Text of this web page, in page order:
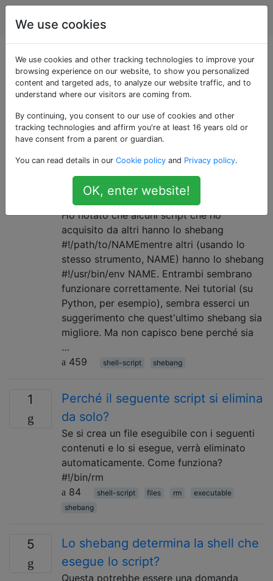
Unix & Linux
Domande taggate
«shebang»
Usa il tag / shebang se la tua domanda riguarda la
stringa # #! All'inizio di uno script
9
Perché è meglio usare "#! / Usr /
bin / env NAME" invece di "#! /
Path / to / NAME" come shebang?
Ho notato che alcuni script che ho
acquisito da altri hanno lo shebang
#!/path/to/NAMEmentre altri (usando lo
stesso strumento, NAME) hanno lo shebang
#!/usr/bin/env NAME. Entrambi sembrano
funzionare correttamente. Nei tutorial (su
Python, per esempio), sembra esserci un
suggerimento che quest'ultimo shebang sia
migliore. Ma non capisco bene perché sia
…
459
shell-script shebang
1
Perché il seguente script si elimina
da solo?
Se si crea un file eseguibile con i seguenti
contenuti e lo si esegue, verrà eliminato
automaticamente. Come funziona?
#!/bin/rm
84
shell-script files rm
executable
shebang
5
Lo shebang determina la shell che
esegue lo script?
Questa potrebbe essere una domanda
We use cookies
We use cookies and other tracking technologies to improve your
browsing experience on our website, to show you personalized
content and targeted ads, to analyze our website traffic, and to
understand where our visitors are coming from.
By continuing, you consent to our use of cookies and other
tracking technologies and affirm you're at least 16 years old or
have consent from a parent or guardian.
You can read details in our Cookie policy and Privacy policy.
OK, enter website!